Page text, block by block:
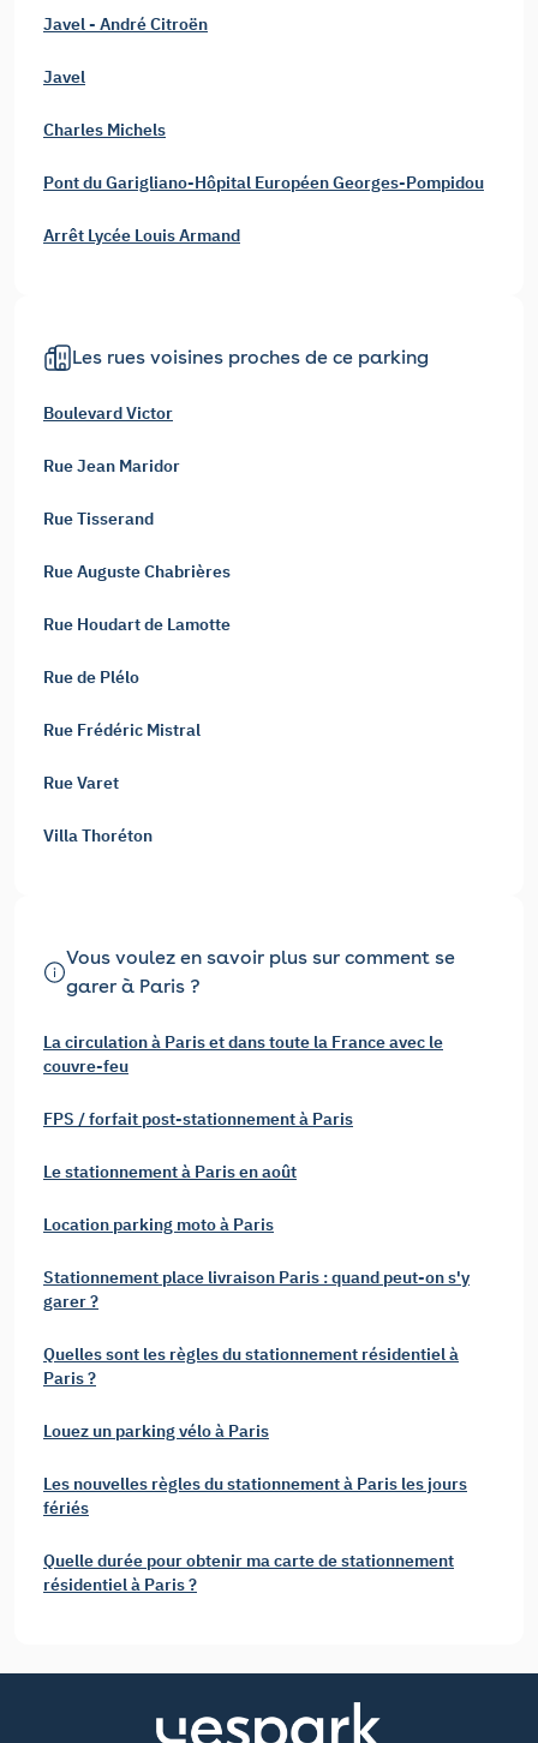
Javel - André Citroën
Javel
Charles Michels
Pont du Garigliano-Hôpital Européen Georges-Pompidou
Arrêt Lycée Louis Armand
Les rues voisines proches de ce parking
Boulevard Victor
Rue Jean Maridor
Rue Tisserand
Rue Auguste Chabrières
Rue Houdart de Lamotte
Rue de Plélo
Rue Frédéric Mistral
Rue Varet
Villa Thoréton
Vous voulez en savoir plus sur comment se
garer à Paris ?
La circulation à Paris et dans toute la France avec le
couvre-feu
FPS / forfait post-stationnement à Paris
Le stationnement à Paris en août
Location parking moto à Paris
Stationnement place livraison Paris : quand peut-on s'y
garer ?
Quelles sont les règles du stationnement résidentiel à
Paris ?
Louez un parking vélo à Paris
Les nouvelles règles du stationnement à Paris les jours
fériés
Quelle durée pour obtenir ma carte de stationnement
résidentiel à Paris ?